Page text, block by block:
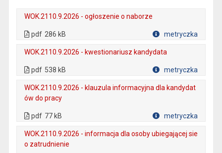
WOK.2110.9.2026 - ogłoszenie o naborze
pdf 286 kB metryczka
WOK.2110.9.2026 - kwestionariusz kandydata
pdf 538 kB metryczka
WOK.2110.9.2026 - klauzula informacyjna dla kandydat
ów do pracy
pdf 77 kB metryczka
WOK.2110.9.2026 - informacja dla osoby ubiegającej sie
o zatrudnienie